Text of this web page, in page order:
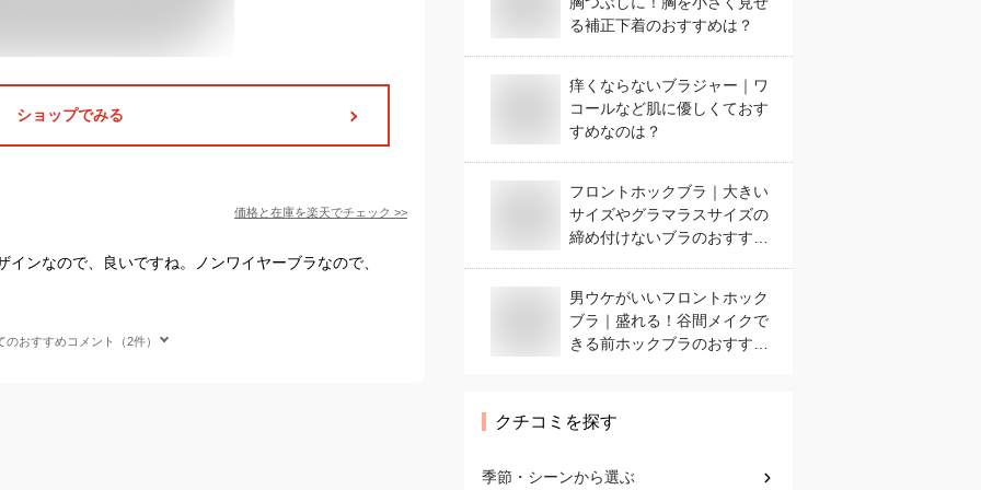
ショップでみる
価格と在庫を楽天でチェック >>
ンなので、良いですね。ノンワイヤーブラなので、
のおすすめコメント（2件）
る補正下着のおすすめは？
痒くならないブラジャー｜ワ
コールなど肌に優しくておす
すめなのは？
フロントホックブラ｜大きい
サイズやグラマラスサイズの
締め付けないブラのおすすめ
男ウケがいいフロントホック
ブラ｜盛れる！谷間メイクで
きる前ホックブラのおすすめ
クチコミを探す
季節・シーンから選ぶ